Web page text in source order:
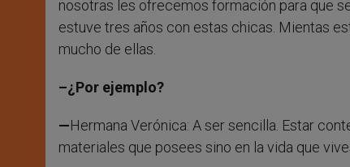
nosotras les ofrecemos formación para que
estuve tres años con estas chicas. Mientas
mucho de ellas.
–¿Por ejemplo?
—Hermana Verónica: A ser sencilla. Estar
materiales que posees sino en la vida que